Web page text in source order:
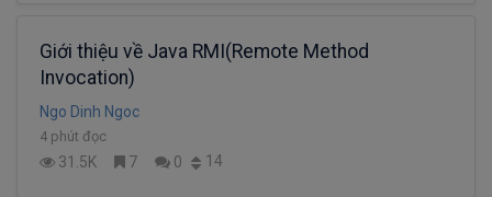
Giới thiệu về Java RMI(Remote Method
Invocation)
Ngo Dinh Ngoc
4 phút đọc
31.5K 7 0 14